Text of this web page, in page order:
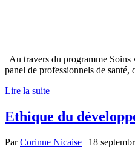
Au travers du programme
panel de professionnels de
Lire la suite
Ethique du
ParCorinne Nicaise | 18